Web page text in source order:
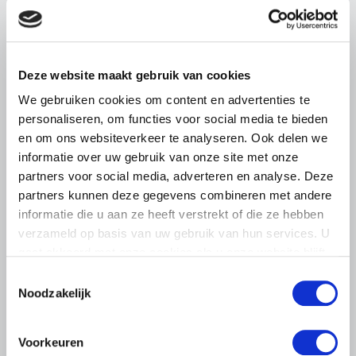
Deze website maakt gebruik van cookies
We gebruiken cookies om content en advertenties te
personaliseren, om functies voor social media te bieden
en om ons websiteverkeer te analyseren. Ook delen we
informatie over uw gebruik van onze site met onze
partners voor social media, adverteren en analyse. Deze
partners kunnen deze gegevens combineren met andere
informatie die u aan ze heeft verstrekt of die ze hebben
verzameld op basis van uw gebruik van hun services. U
Noodzakelijk
Voorkeuren
LTO sluit aan bij demonstratie tegen
dreigende onteigening
ZLTO, LLTB, LTO Noord en LTO Nederland roepen hun
het voorplein van het provinciehuis in Den Bosch te
komen…
Lees meer